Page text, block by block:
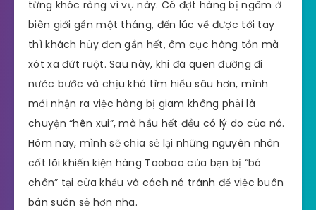
từng khóc ròng vì vụ này. Có đợt hàng bị ngâm ở
biên giới gần một tháng, đến lúc về được tới tay
thì khách hủy đơn gần hết, ôm cục hàng tồn mà
xót xa đứt ruột. Sau này, khi đã quen đường đi
nước bước và chịu khó tìm hiểu sâu hơn, mình
mới nhận ra việc hàng bị giam không phải là
chuyện “hên xui”, mà hầu hết đều có lý do của nó.
Hôm nay, mình sẽ chia sẻ lại những nguyên nhân
cốt lõi khiến kiện hàng Taobao của bạn bị “bó
chân” tại cửa khẩu và cách né tránh để việc buôn
bán suôn sẻ hơn nha.